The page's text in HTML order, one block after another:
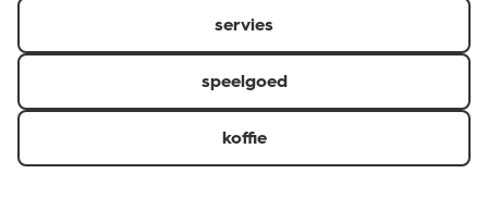
servies
speelgoed
koffie